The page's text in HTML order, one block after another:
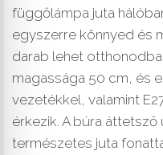
függőlámpa juta
egyszerre könnyed és
darab lehet
magassága 50 cm, és
vezetékkel, valamint
érkezik. A búra áttetsző
természetes juta